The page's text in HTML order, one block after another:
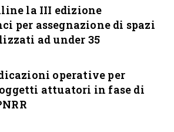
la III edizione
per assegnazione di spazi
ad under 35
operative per
attuatori in fase di